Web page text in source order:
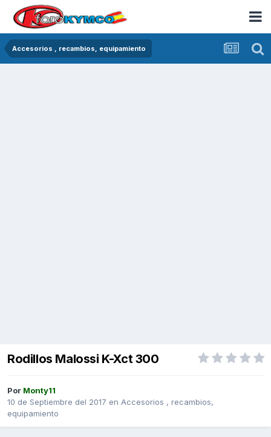
Accesorios , recambios, equipamiento
Rodillos Malossi K-Xct 300
Por Monty11
10 de Septiembre del 2017 en Accesorios , recambios,
equipamiento